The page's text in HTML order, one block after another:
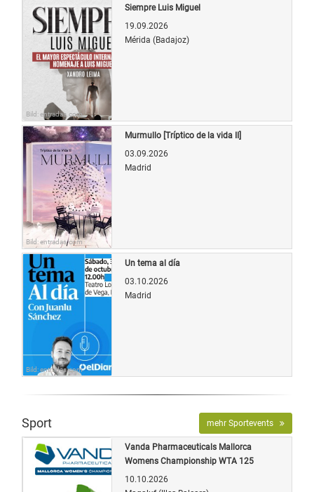
Bild: entradas.com
Siempre Luis Miguel
19.09.2026
Mérida (Badajoz)
Bild: entradas.com
Murmullo [Tríptico de la vida II]
03.09.2026
Madrid
Bild: entradas.com
Un tema al día
03.10.2026
Madrid
Sport mehr Sportevents
Vanda Pharmaceuticals Mallorca
Womens Championship WTA 125
10.10.2026